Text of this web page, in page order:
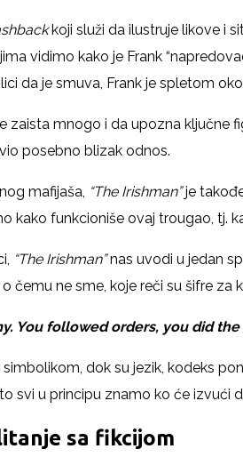
koji služi da ilustruje likove i
vidimo kako je Frank
da je smuva, Frank je spletom
zaista mnogo i da upozna
posebno blizak odnos.
mafijaša, “The Irishman”je
kako funkcioniše ovaj trougao, tj.
“The Irishman”nas uvodi u jedan
čemu ne sme, koje reči su šifre
You followed orders, you did
dok su jezik, kodeks
svi u principu znamo ko će izvući
sa fikcijom